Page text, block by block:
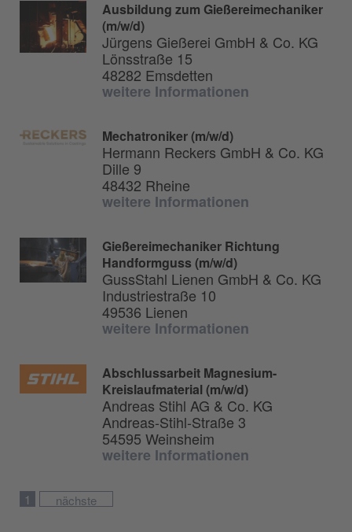
Ausbildung zum Gießereimechaniker
(m/w/d)
Jürgens Gießerei GmbH & Co. KG
Lönsstraße 15
48282 Emsdetten
weitere Informationen
Mechatroniker (m/w/d)
Hermann Reckers GmbH & Co. KG
Dille 9
48432 Rheine
weitere Informationen
Gießereimechaniker Richtung
Handformguss (m/w/d)
GussStahl Lienen GmbH & Co. KG
Industriestraße 10
49536 Lienen
weitere Informationen
Abschlussarbeit Magnesium-
Kreislaufmaterial (m/w/d)
Andreas Stihl AG & Co. KG
Andreas-Stihl-Straße 3
54595 Weinsheim
weitere Informationen
1 nächste